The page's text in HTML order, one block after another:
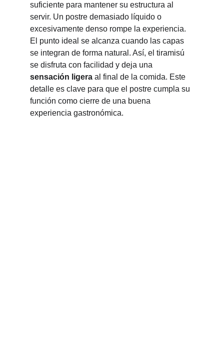
suficiente para mantener su estructura al
servir. Un postre demasiado líquido o
excesivamente denso rompe la experiencia.
El punto ideal se alcanza cuando las capas
se integran de forma natural. Así, el tiramisú
se disfruta con facilidad y deja una
sensación ligera al final de la comida. Este
detalle es clave para que el postre cumpla su
función como cierre de una buena
experiencia gastronómica.